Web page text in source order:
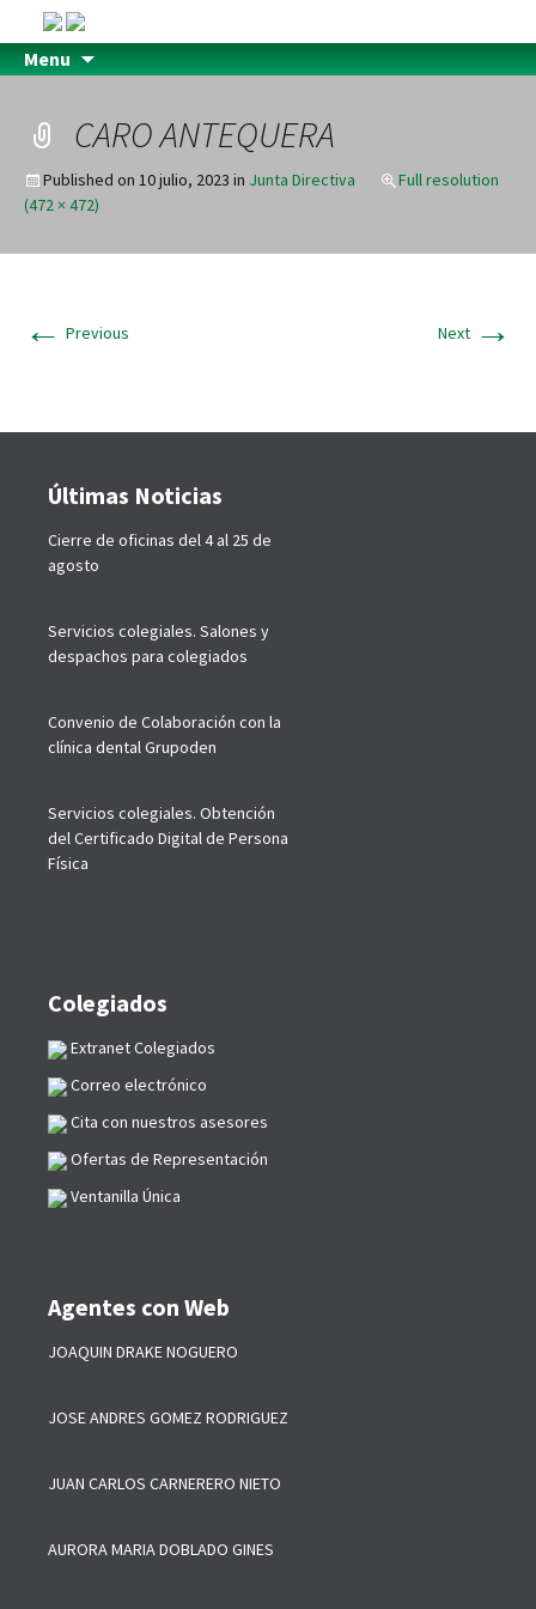
Menu
CARO ANTEQUERA
Published on 10 julio, 2023 in Junta Directiva
Full resolution
(472 × 472)
← Previous Next →
Últimas Noticias
Cierre de oficinas del 4 al 25 de
agosto
Servicios colegiales. Salones y
despachos para colegiados
Convenio de Colaboración con la
clínica dental Grupoden
Servicios colegiales. Obtención
del Certificado Digital de Persona
Física
Colegiados
Extranet Colegiados
Correo electrónico
Cita con nuestros asesores
Ofertas de Representación
Ventanilla Única
Agentes con Web
JOAQUIN DRAKE NOGUERO
JOSE ANDRES GOMEZ RODRIGUEZ
JUAN CARLOS CARNERERO NIETO
AURORA MARIA DOBLADO GINES